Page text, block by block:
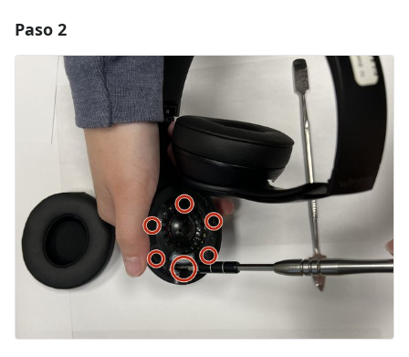
Agregar Comentario
Cancelar Publicar comentario
Paso 2